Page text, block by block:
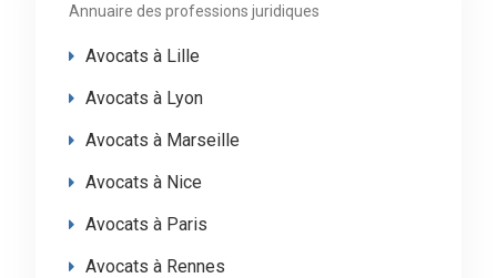
Annuaire des professions juridiques
Avocats à Lille
Avocats à Lyon
Avocats à Marseille
Avocats à Nice
Avocats à Paris
Avocats à Rennes